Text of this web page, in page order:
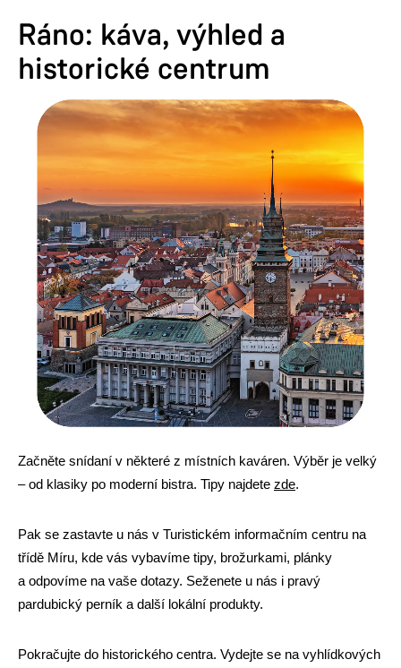
Ráno: káva, výhled a
historické centrum
Začněte snídaní v některé z místních kaváren. Výběr je velký
– od klasiky po moderní bistra. Tipy najdete zde.
Pak se zastavte u nás v Turistickém informačním centru na
třídě Míru, kde vás vybavíme tipy, brožurkami, plánky
a odpovíme na vaše dotazy. Seženete u nás i pravý
pardubický perník a další lokální produkty.
Pokračujte do historického centra. Vydejte se na vyhlídkových